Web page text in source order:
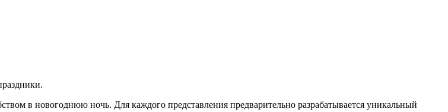
в новогоднюю ночь. Для каждого представления предварительно разрабатывается уникальный